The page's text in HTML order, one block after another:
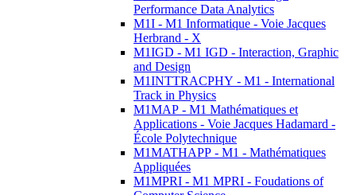
Performance Data Analytics
M1I - M1 Informatique - Voie Jacques
Herbrand - X
M1IGD - M1 IGD - Interaction, Graphic
and Design
M1INTTRACPHY - M1 - International
Track in Physics
M1MAP - M1 Mathématiques et
Applications - Voie Jacques Hadamard -
École Polytechnique
M1MATHAPP - M1 - Mathématiques
Appliquées
M1MPRI - M1 MPRI - Foudations of